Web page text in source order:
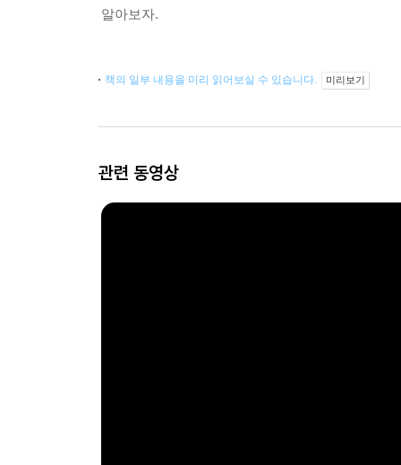
알아보자.
책의 일부 내용을 미리 읽어보실 수 있습니다. 미리보기
관련 동영상